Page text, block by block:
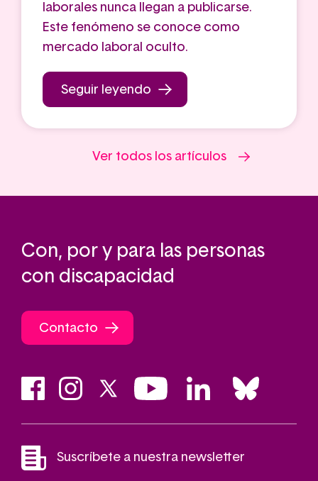
laborales nunca llegan a publicarse.
Este fenómeno se conoce como
mercado laboral oculto.
Seguir leyendo
Ver todos los artículos
Con, por y para las personas
con discapacidad
Contacto
Suscríbete a nuestra newsletter